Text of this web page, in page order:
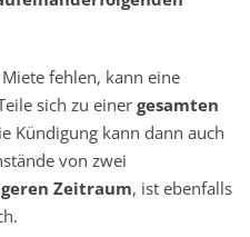
fehlen, kann eine
sich zu einer gesamten
Kündigung kann dann auch
von zwei
Zeitraum, ist ebenfalls